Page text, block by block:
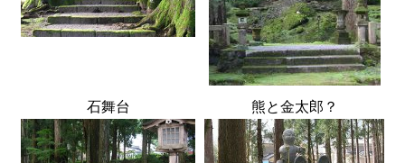
石舞台 熊と金太郎？